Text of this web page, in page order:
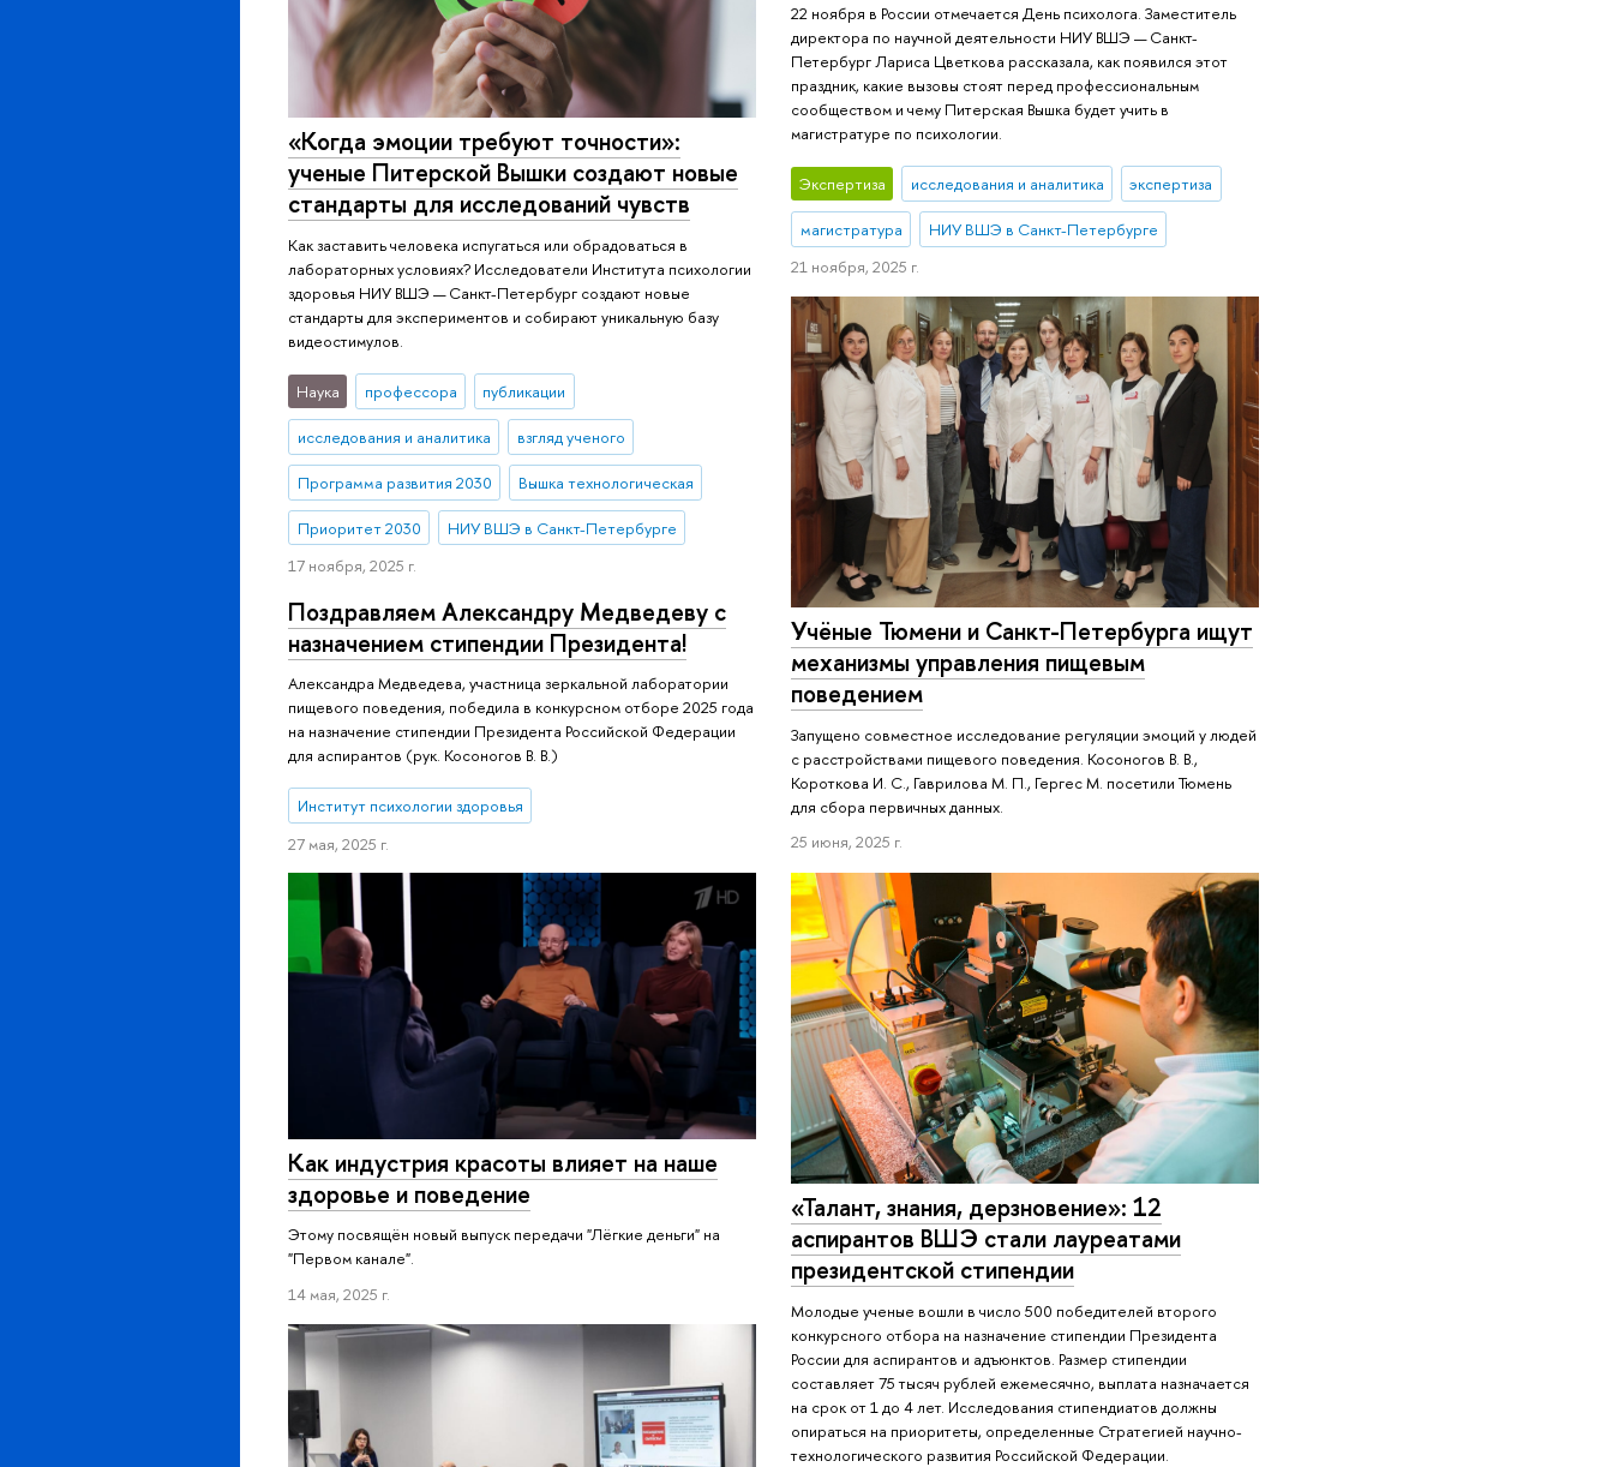
22 ноября в России отмечается День психолога. Заместитель
директора по научной деятельности НИУ ВШЭ — Санкт-
Петербург Лариса Цветкова рассказала, как появился этот
праздник, какие вызовы стоят перед профессиональным
сообществом и чему Питерская Вышка будет учить в
магистратуре по психологии.
Экспертиза исследования и аналитика экспертиза
магистратура
НИУ ВШЭ в Санкт-Петербурге
21 ноября, 2025 г.
«Когда эмоции требуют точности»:
ученые Питерской Вышки создают новые
стандарты для исследований чувств
Как заставить человека испугаться или обрадоваться в
лабораторных условиях? Исследователи Института психологии
здоровья НИУ ВШЭ — Санкт-Петербург создают новые
стандарты для экспериментов и собирают уникальную базу
видеостимулов.
Наука профессора публикации
исследования и аналитика взгляд ученого
Программа развития 2030 Вышка технологическая
Приоритет 2030
НИУ ВШЭ в Санкт-Петербурге
17 ноября, 2025 г.
Учёные Тюмени и Санкт-Петербурга ищут
механизмы управления пищевым
поведением
Запущено совместное исследование регуляции эмоций у людей
с расстройствами пищевого поведения. Косоногов В. В.,
Короткова И. С., Гаврилова М. П., Гергес М. посетили Тюмень
для сбора первичных данных.
25 июня, 2025 г.
Поздравляем Александру Медведеву с
назначением стипендии Президента!
Александра Медведева, участница зеркальной лаборатории
пищевого поведения, победила в конкурсном отборе 2025 года
на назначение стипендии Президента Российской Федерации
для аспирантов (рук. Косоногов В. В.)
Институт психологии здоровья
27 мая, 2025 г.
«Талант, знания, дерзновение»: 12
аспирантов ВШЭ стали лауреатами
президентской стипендии
Молодые ученые вошли в число 500 победителей второго
конкурсного отбора на назначение стипендии Президента
России для аспирантов и адъюнктов. Размер стипендии
составляет 75 тысяч рублей ежемесячно, выплата назначается
на срок от 1 до 4 лет. Исследования стипендиатов должны
опираться на приоритеты, определенные Стратегией научно-
технологического развития Российской Федерации.
Как индустрия красоты влияет на наше
здоровье и поведение
Этому посвящён новый выпуск передачи "Лёгкие деньги" на
"Первом канале".
14 мая, 2025 г.